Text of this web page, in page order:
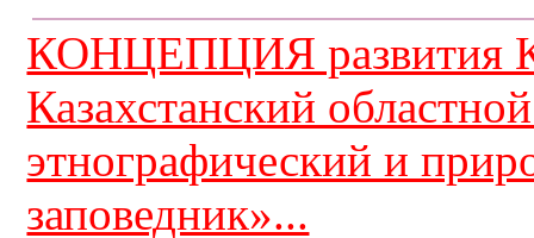
КОНЦЕПЦИЯ развития
Казахстанский
этнографический и
заповедник»...